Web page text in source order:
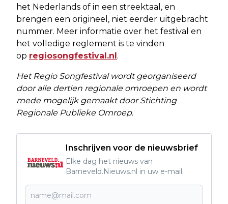
het Nederlands of in een streektaal, en
brengen een origineel, niet eerder uitgebracht
nummer. Meer informatie over het festival en
het volledige reglement is te vinden
op regiosongfestival.nl.
Het Regio Songfestival wordt georganiseerd
door alle dertien regionale omroepen en wordt
mede mogelijk gemaakt door Stichting
Regionale Publieke Omroep.
Inschrijven voor de nieuwsbrief
Elke dag het nieuws van
Barneveld.Nieuws.nl in uw e-mail.